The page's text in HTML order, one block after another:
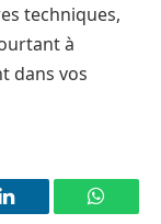
techniques,
à
dans vos
LinkedIn